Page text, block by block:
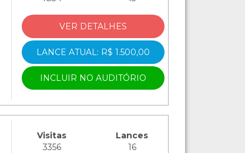
VER DETALHES
LANCE ATUAL: R$ 1.500,00
INCLUIR NO AUDITÓRIO
Visitas
3356
Lances
16